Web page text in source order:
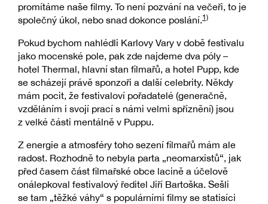
promítáme naše filmy. To není pozvání na večeři, to je
společný úkol, nebo snad dokonce poslání.1)
Pokud bychom nahlédli Karlovy Vary v době festivalu
jako mocenské pole, pak zde najdeme dva póly –
hotel Thermal, hlavní stan filmařů, a hotel Pupp, kde
se scházejí právě sponzoři a další celebrity. Někdy
mám pocit, že festivaloví pořadatelé (generačně,
vzděláním i svojí prací s námi velmi spříznění) jsou
z velké části mentálně v Puppu.
Z energie a atmosféry toho sezení filmařů mám ale
radost. Rozhodně to nebyla parta „neomarxistů“, jak
před časem část filmařské obce lacině a účelově
onálepkoval festivalový ředitel Jiří Bartoška. Sešli
se tam „těžké váhy“ s populárními filmy se statisíci